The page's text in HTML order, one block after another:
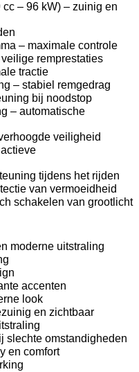
– 96 kW) – zuinig en
– maximale controle
remprestaties
tractie
– stabiel remgedrag
bij noodstop
– automatische
veiligheid
tijdens het rijden
van vermoeidheid
schakelen van grootlicht
moderne uitstraling
accenten
look
en zichtbaar
slechte omstandigheden
en comfort